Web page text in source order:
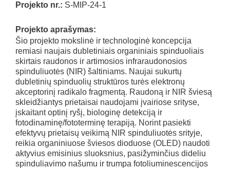
Projekto nr.: S-MIP-24-1
Projekto aprašymas:
Šio projekto mokslinė ir technologinė koncepcija
remiasi naujais dubletiniais organiniais spinduoliais
skirtais raudonos ir artimosios infraraudonosios
spinduliuotės (NIR) šaltiniams. Naujai sukurtų
dubletinių spinduolių struktūros turės elektronų
akceptorinį radikalo fragmentą. Raudoną ir NIR šviesą
skleidžiantys prietaisai naudojami įvairiose srityse,
įskaitant optinį ryšį, biologinę detekciją ir
fotodinaminę/fototerminę terapiją. Norint pasiekti
efektyvų prietaisų veikimą NIR spinduliuotės srityje,
reikia organiniuose šviesos dioduose (OLED) naudoti
aktyvius emisinius sluoksnius, pasižyminčius dideliu
spinduliavimo našumu ir trumpa fotoliuminescencijos